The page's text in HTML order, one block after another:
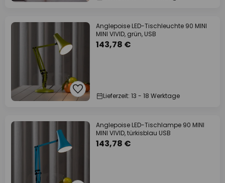
Anglepoise LED-Tischleuchte 90 MINI
MINI VIVID, grün, USB
143,78 €
Lieferzeit: 13 - 18 Werktage
Anglepoise LED-Tischlampe 90 MINI
MINI VIVID, türkisblau USB
143,78 €